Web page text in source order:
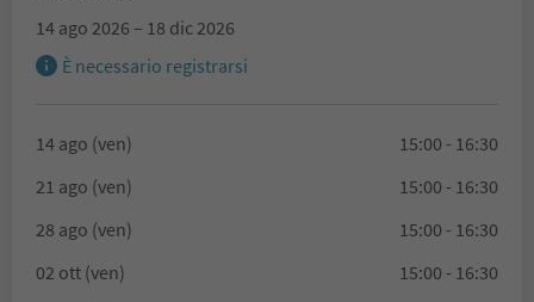
14 ago 2026 – 18 dic 2026
È necessario registrarsi
14 ago (ven)
15:00 - 16:30
21 ago (ven)
15:00 - 16:30
28 ago (ven)
15:00 - 16:30
02 ott (ven)
15:00 - 16:30